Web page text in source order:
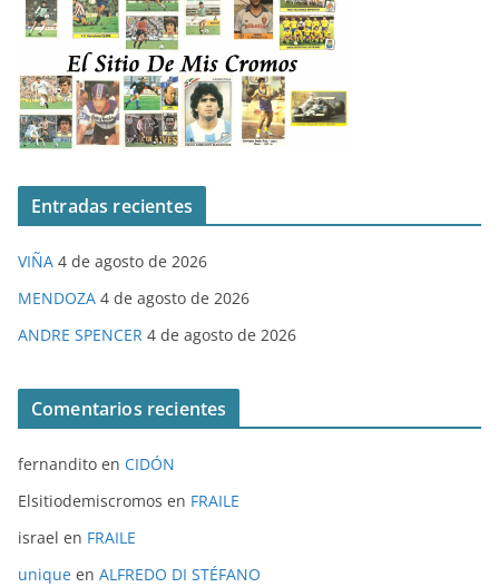
Entradas recientes
VIÑA 4 de agosto de 2026
MENDOZA 4 de agosto de 2026
ANDRE SPENCER 4 de agosto de 2026
Comentarios recientes
fernandito en CIDÓN
Elsitiodemiscromos en FRAILE
israel en FRAILE
unique en ALFREDO DI STÉFANO